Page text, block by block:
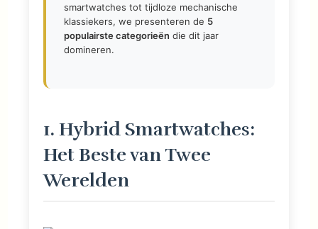
smartwatches tot tijdloze mechanische
klassiekers, we presenteren de 5
populairste categorieën die dit jaar
domineren.
1. Hybrid Smartwatches:
Het Beste van Twee
Werelden